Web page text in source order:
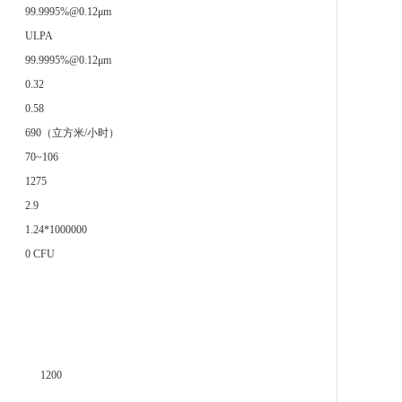
99.9995%@0.12μm
ULPA
99.9995%@0.12μm
0.32
0.58
690（立方米/小时）
70~106
1275
2.9
1.24*1000000
0 CFU
1200